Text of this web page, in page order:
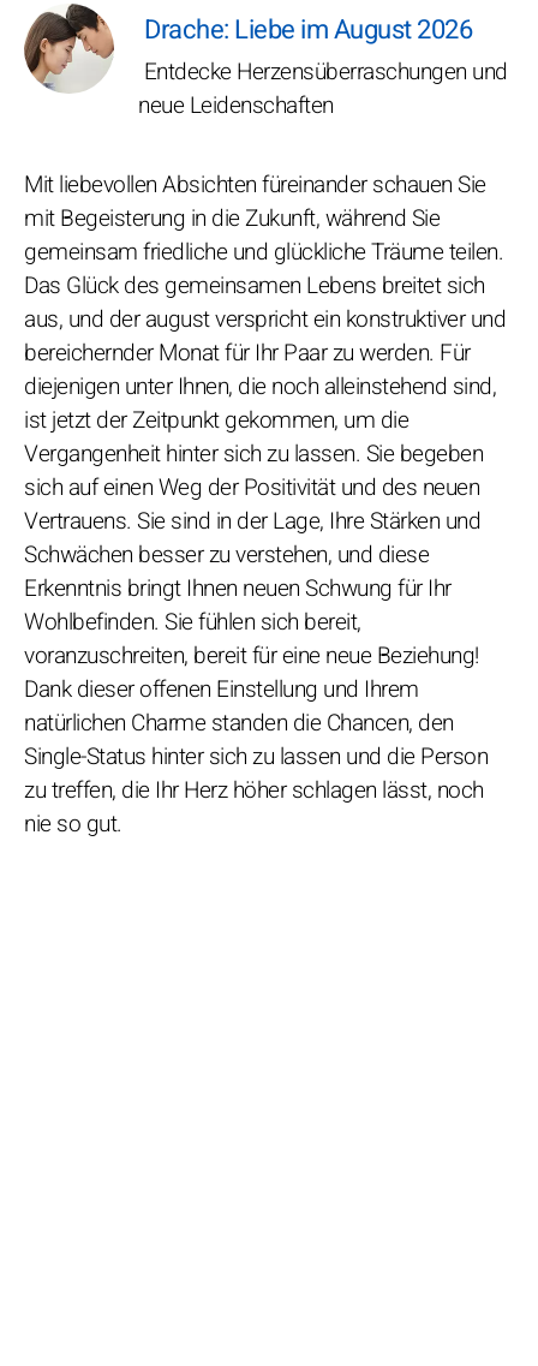
Drache: Liebe im August 2026
Entdecke Herzensüberraschungen und
neue Leidenschaften
Mit liebevollen Absichten füreinander schauen Sie
mit Begeisterung in die Zukunft, während Sie
gemeinsam friedliche und glückliche Träume teilen.
Das Glück des gemeinsamen Lebens breitet sich
aus, und der august verspricht ein konstruktiver und
bereichernder Monat für Ihr Paar zu werden. Für
diejenigen unter Ihnen, die noch alleinstehend sind,
ist jetzt der Zeitpunkt gekommen, um die
Vergangenheit hinter sich zu lassen. Sie begeben
sich auf einen Weg der Positivität und des neuen
Vertrauens. Sie sind in der Lage, Ihre Stärken und
Schwächen besser zu verstehen, und diese
Erkenntnis bringt Ihnen neuen Schwung für Ihr
Wohlbefinden. Sie fühlen sich bereit,
voranzuschreiten, bereit für eine neue Beziehung!
Dank dieser offenen Einstellung und Ihrem
natürlichen Charme standen die Chancen, den
Single-Status hinter sich zu lassen und die Person
zu treffen, die Ihr Herz höher schlagen lässt, noch
nie so gut.